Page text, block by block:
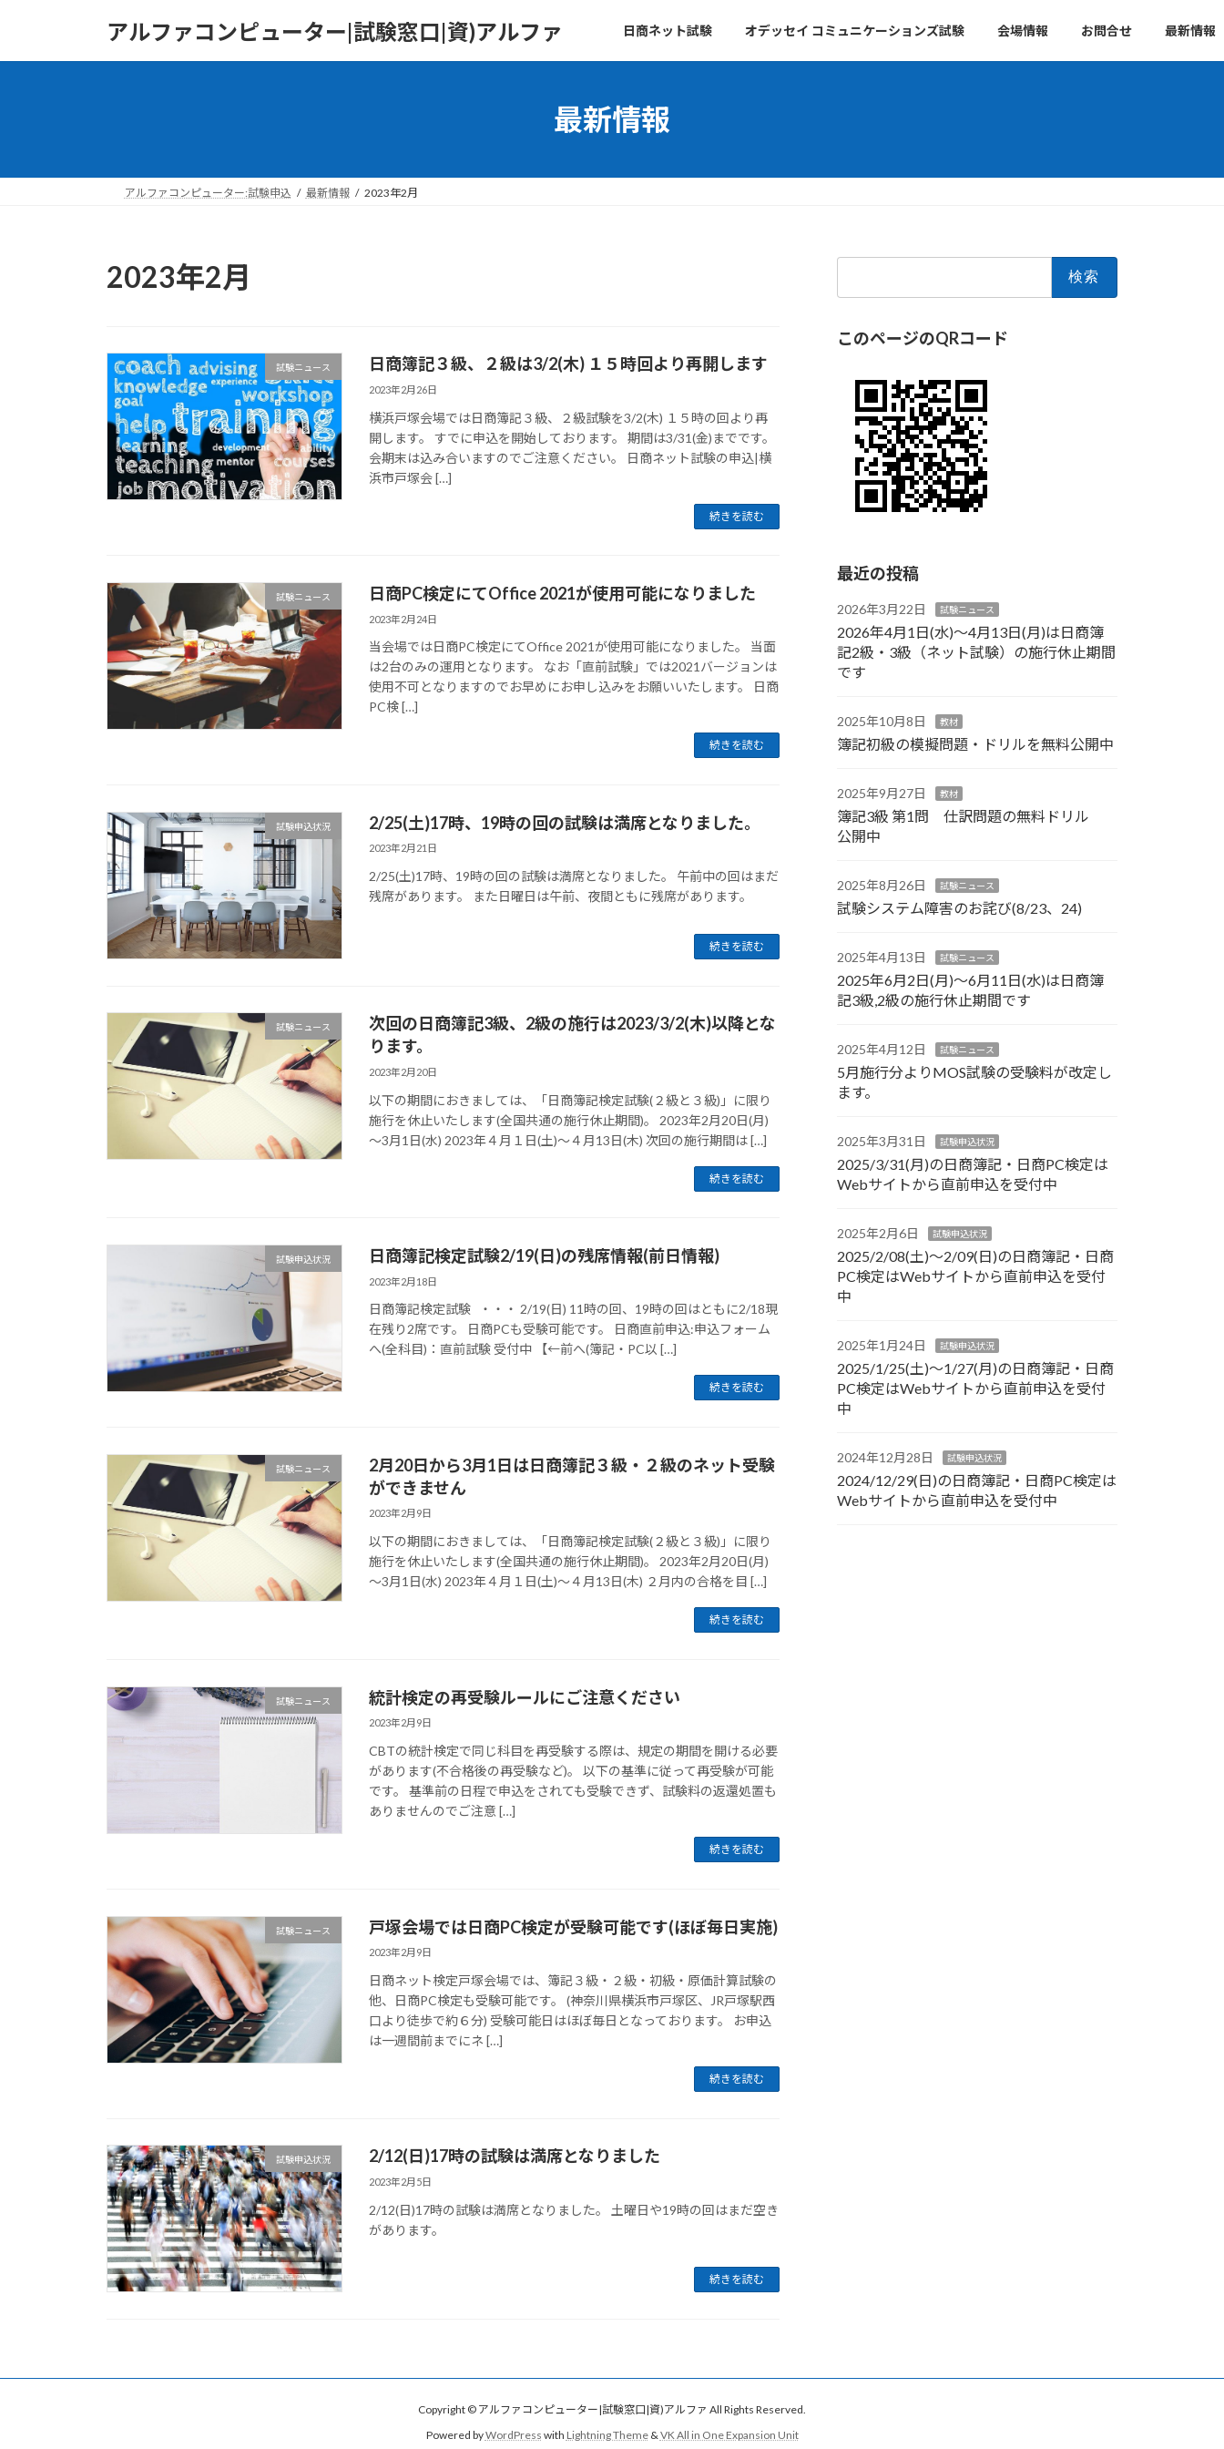
アルファコンピューター|試験窓口|資)アルファ 日商ネット試験 オデッセイ コミュニケーションズ試験 会場情報 お問合せ 最新情報
最新情報
アルファコンピューター:試験申込 最新情報 2023年2月
2023年2月
試験ニュース 日商簿記３級、２級は3/2(木) １５時回より再開します
2023年2月26日
横浜戸塚会場では日商簿記３級、２級試験を3/2(木) １５時の回より再
開します。 すでに申込を開始しております。 期間は3/31(金)までです。
会期末は込み合いますのでご注意ください。 日商ネット試験の申込|横
浜市戸塚会 […]
続きを読む
試験ニュース 日商PC検定にてOffice 2021が使用可能になりました
2023年2月24日
当会場では日商PC検定にてOffice 2021が使用可能になりました。 当面
は2台のみの運用となります。 なお「直前試験」では2021バージョンは
使用不可となりますのでお早めにお申し込みをお願いいたします。 日商
PC検 […]
続きを読む
試験申込状況 2/25(土)17時、19時の回の試験は満席となりました。
2023年2月21日
2/25(土)17時、19時の回の試験は満席となりました。 午前中の回はまだ
残席があります。 また日曜日は午前、夜間ともに残席があります。
続きを読む
試験ニュース
次回の日商簿記3級、2級の施行は2023/3/2(木)以降とな
ります。
2023年2月20日
以下の期間におきましては、「日商簿記検定試験(２級と３級)」に限り
施行を休止いたします(全国共通の施行休止期間)。 2023年2月20日(月)
～3月1日(水) 2023年４月１日(土)～４月13日(木) 次回の施行期間は […]
続きを読む
試験申込状況 日商簿記検定試験2/19(日)の残席情報(前日情報)
2023年2月18日
日商簿記検定試験 ・・・ 2/19(日) 11時の回、19時の回はともに2/18現
在残り2席です。 日商PCも受験可能です。 日商直前申込:申込フォーム
へ(全科目)：直前試験 受付中 【←前へ(簿記・PC以 […]
続きを読む
試験ニュース
2月20日から3月1日は日商簿記３級・２級のネット受験
ができません
2023年2月9日
以下の期間におきましては、「日商簿記検定試験(２級と３級)」に限り
施行を休止いたします(全国共通の施行休止期間)。 2023年2月20日(月)
～3月1日(水) 2023年４月１日(土)～４月13日(木) ２月内の合格を目 […]
続きを読む
試験ニュース 統計検定の再受験ルールにご注意ください
2023年2月9日
CBTの統計検定で同じ科目を再受験する際は、規定の期間を開ける必要
があります(不合格後の再受験など)。 以下の基準に従って再受験が可能
です。 基準前の日程で申込をされても受験できず、試験料の返還処置も
ありませんのでご注意 […]
続きを読む
試験ニュース 戸塚会場では日商PC検定が受験可能です(ほぼ毎日実施)
2023年2月9日
日商ネット検定戸塚会場では、簿記３級・２級・初級・原価計算試験の
他、日商PC検定も受験可能です。 (神奈川県横浜市戸塚区、JR戸塚駅西
口より徒歩で約６分) 受験可能日はほぼ毎日となっております。 お申込
は一週間前までにネ […]
続きを読む
試験申込状況 2/12(日)17時の試験は満席となりました
2023年2月5日
2/12(日)17時の試験は満席となりました。 土曜日や19時の回はまだ空き
があります。
続きを読む
このページのQRコード
最近の投稿
2026年3月22日 試験ニュース
2026年4月1日(水)～4月13日(月)は日商簿
記2級・3級（ネット試験）の施行休止期間
です
2025年10月8日 教材
簿記初級の模擬問題・ドリルを無料公開中
2025年9月27日 教材
簿記3級 第1問 仕訳問題の無料ドリル
公開中
2025年8月26日 試験ニュース
試験システム障害のお詫び(8/23、24)
2025年4月13日 試験ニュース
2025年6月2日(月)～6月11日(水)は日商簿
記3級,2級の施行休止期間です
2025年4月12日 試験ニュース
5月施行分よりMOS試験の受験料が改定し
ます。
2025年3月31日 試験申込状況
2025/3/31(月)の日商簿記・日商PC検定は
Webサイトから直前申込を受付中
2025年2月6日 試験申込状況
2025/2/08(土)～2/09(日)の日商簿記・日商
PC検定はWebサイトから直前申込を受付
中
2025年1月24日 試験申込状況
2025/1/25(土)～1/27(月)の日商簿記・日商
PC検定はWebサイトから直前申込を受付
中
2024年12月28日 試験申込状況
2024/12/29(日)の日商簿記・日商PC検定は
Webサイトから直前申込を受付中
Copyright © アルファコンピューター|試験窓口|資)アルファ All Rights Reserved.
Powered byWordPress with Lightning Theme&VK All in One Expansion Unit